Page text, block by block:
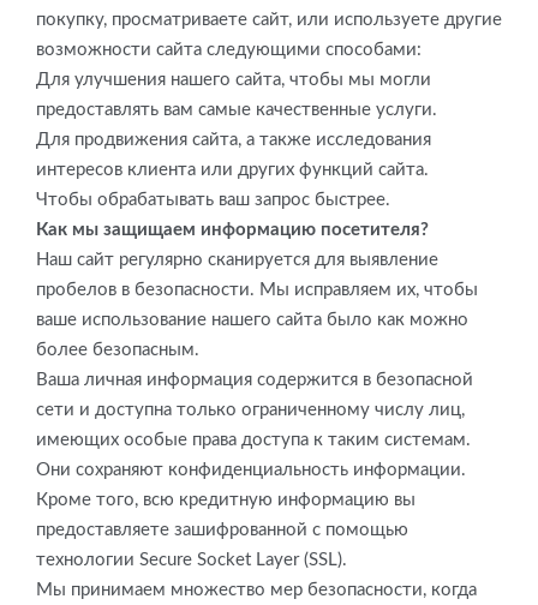
покупку, просматриваете сайт, или используете другие
возможности сайта следующими способами:
Для улучшения нашего сайта, чтобы мы могли
предоставлять вам самые качественные услуги.
Для продвижения сайта, а также исследования
интересов клиента или других функций сайта.
Чтобы обрабатывать ваш запрос быстрее.
Как мы защищаем информацию посетителя?
Наш сайт регулярно сканируется для выявление
пробелов в безопасности. Мы исправляем их, чтобы
ваше использование нашего сайта было как можно
более безопасным.
Ваша личная информация содержится в безопасной
сети и доступна только ограниченному числу лиц,
имеющих особые права доступа к таким системам.
Они сохраняют конфиденциальность информации.
Кроме того, всю кредитную информацию вы
предоставляете зашифрованной с помощью
технологии Secure Socket Layer (SSL).
Мы принимаем множество мер безопасности, когда